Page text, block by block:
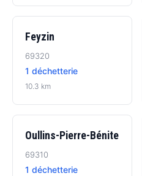
Feyzin
69320
1 déchetterie
10.3 km
Oullins-Pierre-Bénite
69310
1 déchetterie